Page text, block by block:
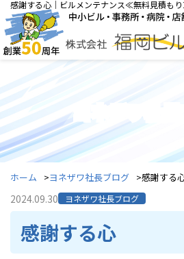
感謝する心｜ビルメンテナンス≪無料見積も
ヨネザワ社長
ホーム ヨネザワ社長ブログ 感謝する
2024.09.30 ヨネザワ社長ブログ
感謝する心